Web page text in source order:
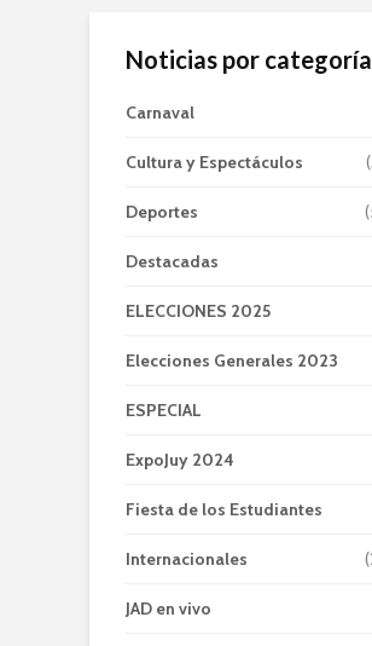
Noticias por categoría
Carnaval
Cultura y Espectáculos
Deportes
Destacadas
ELECCIONES 2025
Elecciones Generales 2023
ESPECIAL
ExpoJuy 2024
Fiesta de los Estudiantes
Internacionales
JAD en vivo